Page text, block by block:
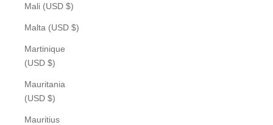
Mali (USD $)
Malta (USD $)
Martinique
(USD $)
Mauritania
(USD $)
Mauritius